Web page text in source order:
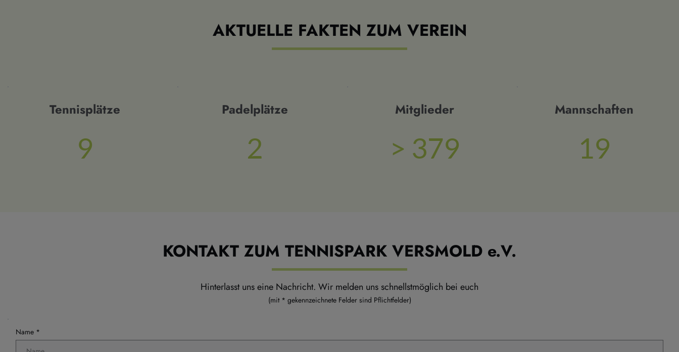
AKTUELLE FAKTEN ZUM VEREIN
Tennisplätze
9
Padelplätze
2
Mitglieder
> 379
Mannschaften
19
KONTAKT ZUM TENNISPARK VERSMOLD e.V.
Hinterlasst uns eine Nachricht. Wir melden uns schnellstmöglich bei euch
(mit * gekennzeichnete Felder sind Pflichtfelder)
Name *